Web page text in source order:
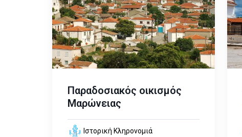
Παραδοσιακός οικισμός
Μαρώνειας
Ιστορική Κληρονομιά